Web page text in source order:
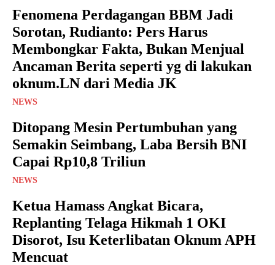
Fenomena Perdagangan BBM Jadi
Sorotan, Rudianto: Pers Harus
Membongkar Fakta, Bukan Menjual
Ancaman Berita seperti yg di lakukan
oknum.LN dari Media JK
NEWS
Ditopang Mesin Pertumbuhan yang
Semakin Seimbang, Laba Bersih BNI
Capai Rp10,8 Triliun
NEWS
Ketua Hamass Angkat Bicara,
Replanting Telaga Hikmah 1 OKI
Disorot, Isu Keterlibatan Oknum APH
Mencuat